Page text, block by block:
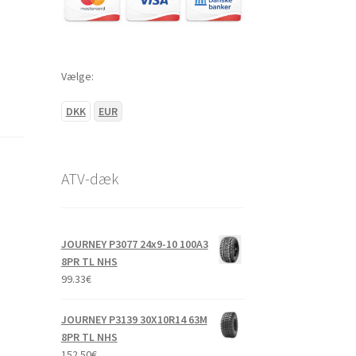
Vælge:
DKK EUR
ATV-dæk
JOURNEY P3077 24x9-10 100A3
8PR TL NHS
99.33€
JOURNEY P3139 30X10R14 63M
8PR TL NHS